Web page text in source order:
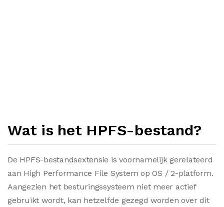
Wat is het HPFS-bestand?
De HPFS-bestandsextensie is voornamelijk gerelateerd
aan High Performance File System op OS / 2-platform.
Aangezien het besturingssysteem niet meer actief
gebruikt wordt, kan hetzelfde gezegd worden over dit